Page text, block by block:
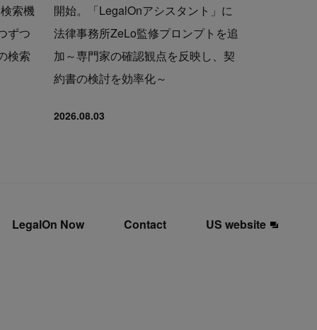
索機
ずつ
検索
開始。「LegalOnアシスタント」に
法律事務所ZeLo監修プロンプトを追
加～専門家の確認観点を反映し、契
約書の検討を効率化～
2026.08.03
LegalOn Now Contact US website